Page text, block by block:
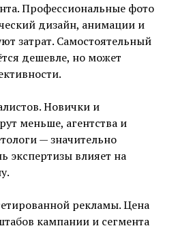
Профессиональные фото
дизайн, анимации и
затрат. Самостоятельный
дешевле, но может
Новички и
меньше, агентства и
— значительно
экспертизы влияет на
рекламы. Цена
кампании и сегмента